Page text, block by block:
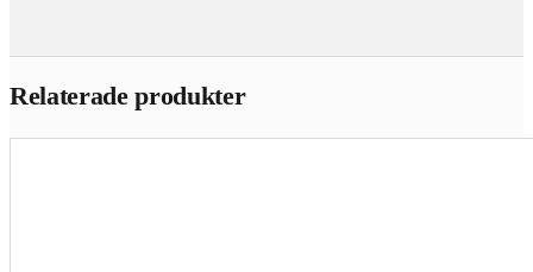
Relaterade produkter